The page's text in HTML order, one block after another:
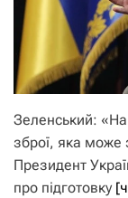
Зеленський:
зброї, яка може
Президент
про підготовку